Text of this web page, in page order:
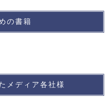
の書籍
メディア各社様